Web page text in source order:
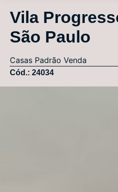
Vila
São Paulo
Casas Padrão Venda
Cód.: 24034